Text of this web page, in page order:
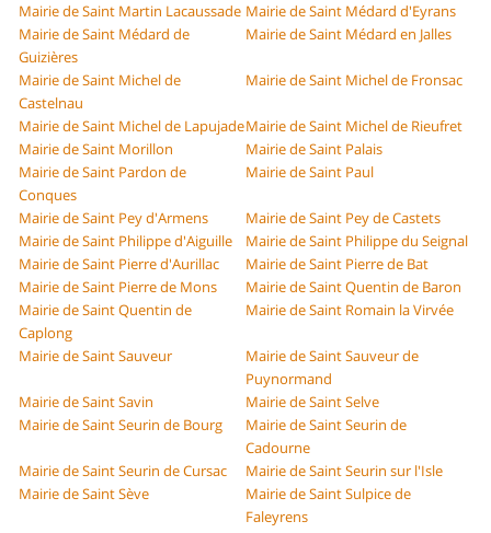
Mairie de Saint Martin Lacaussade Mairie de Saint Médard d'Eyrans
Mairie de Saint Médard de
Guizières
Mairie de Saint Médard en Jalles
Mairie de Saint Michel de
Castelnau
Mairie de Saint Michel de Fronsac
Mairie de Saint Michel de LapujadeMairie de Saint Michel de Rieufret
Mairie de Saint Morillon
Mairie de Saint Palais
Mairie de Saint Pardon de
Conques
Mairie de Saint Paul
Mairie de Saint Pey d'Armens
Mairie de Saint Pey de Castets
Mairie de Saint Philippe d'Aiguille
Mairie de Saint Philippe du Seignal
Mairie de Saint Pierre d'Aurillac
Mairie de Saint Pierre de Bat
Mairie de Saint Pierre de Mons
Mairie de Saint Quentin de Baron
Mairie de Saint Quentin de
Caplong
Mairie de Saint Romain la Virvée
Mairie de Saint Sauveur
Mairie de Saint Sauveur de
Puynormand
Mairie de Saint Savin
Mairie de Saint Selve
Mairie de Saint Seurin de Bourg
Mairie de Saint Seurin de
Cadourne
Mairie de Saint Seurin de Cursac
Mairie de Saint Seurin sur l'Isle
Mairie de Saint Sève
Mairie de Saint Sulpice de
Faleyrens